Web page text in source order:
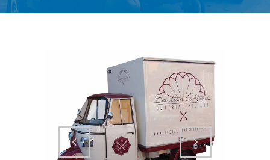
Attiva comando Attiva comando